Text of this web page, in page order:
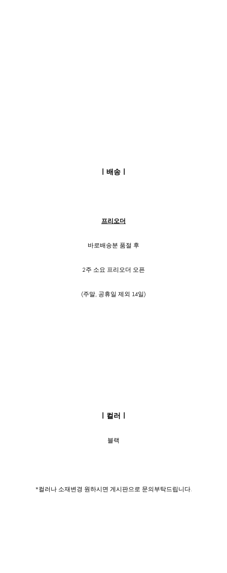
ㅣ배송ㅣ
프리오더
바로배송분 품절 후
2주 소요 프리오더 오픈
(주말, 공휴일 제외 14일)
ㅣ컬러ㅣ
블랙
*컬러나 소재변경 원하시면 게시판으로 문의부탁드립니다.